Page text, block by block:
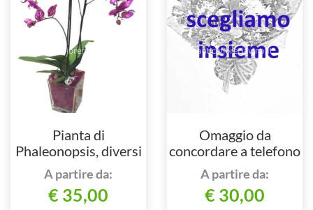
Pianta di
Phaleonopsis, diversi
colori a richiesta.
A partire da:
€ 35,00
Omaggio da
concordare a telefono
al nostro numero
A partire da:
€ 30,00